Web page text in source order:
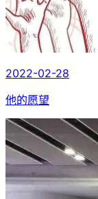
2022-02-28
他的愿望